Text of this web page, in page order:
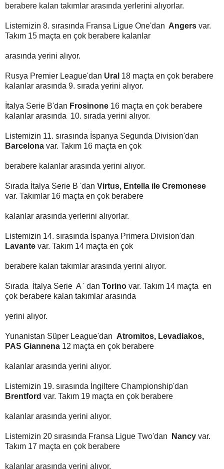
berabere kalan takımlar arasında yerlerini alıyorlar.
Listemizin 8. sırasında Fransa Ligue One'dan Angers var.
Takım 15 maçta en çok berabere kalanlar
arasında yerini alıyor.
Rusya Premier League'dan Ural 18 maçta en çok berabere
kalanlar arasında 9. sırada yerini alıyor.
İtalya Serie B'dan Frosinone 16 maçta en çok berabere
kalanlar arasında 10. sırada yerini alıyor.
Listemizin 11. sırasında İspanya Segunda Division'dan
Barcelona var. Takım 16 maçta en çok
berabere kalanlar arasında yerini alıyor.
Sırada İtalya Serie B 'dan Virtus, Entella ile Cremonese
var. Takımlar 16 maçta en çok berabere
kalanlar arasında yerlerini alıyorlar.
Listemizin 14. sırasında İspanya Primera Division'dan
Lavante var. Takım 14 maçta en çok
berabere kalan takımlar arasında yerini alıyor.
Sırada İtalya Serie A ' dan Torino var. Takım 14 maçta en
çok berabere kalan takımlar arasında
yerini alıyor.
Yunanistan Süper League'dan Atromitos, Levadiakos,
PAS Giannena 12 maçta en çok berabere
kalanlar arasında yerini alıyor.
Listemizin 19. sırasında İngiltere Championship'dan
Brentford var. Takım 19 maçta en çok berabere
kalanlar arasında yerini alıyor.
Listemizin 20 sırasında Fransa Ligue Two'dan Nancy var.
Takım 17 maçta en çok berabere
kalanlar arasında yerini alıyor.